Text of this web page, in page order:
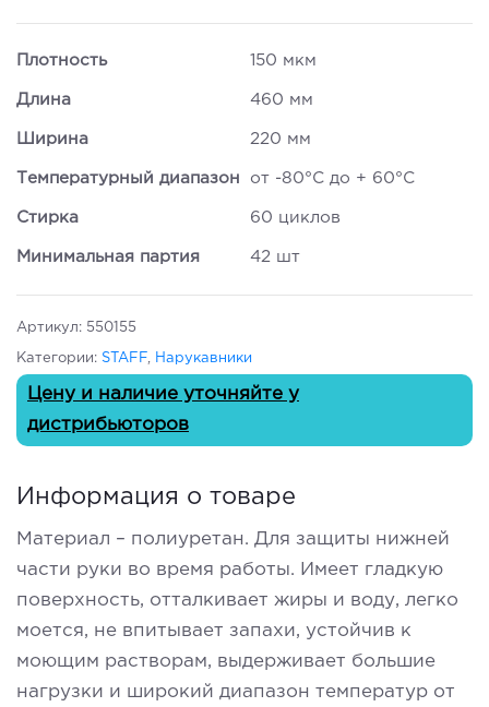
Плотность 150 мкм
Длина 460 мм
Ширина 220 мм
Температурный диапазон от -80°С до + 60°С
Стирка 60 циклов
Минимальная партия 42 шт
Артикул: 550155
Категории: STAFF, Нарукавники
Цену и наличие уточняйте у
дистрибьюторов
Информация о товаре
Материал – полиуретан. Для защиты нижней
части руки во время работы. Имеет гладкую
поверхность, отталкивает жиры и воду, легко
моется, не впитывает запахи, устойчив к
моющим растворам, выдерживает большие
нагрузки и широкий диапазон температур от